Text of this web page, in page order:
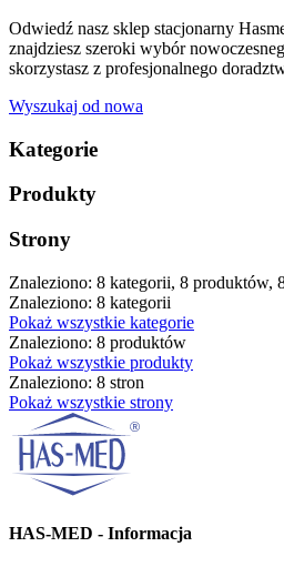
Odwiedź nasz sklep stacjonarny
znajdziesz szeroki wybór
skorzystasz z profesjonalnego
Wyszukaj od nowa
Kategorie
Produkty
Strony
Znaleziono: 8 kategorii, 8 produktów,
Znaleziono: 8 kategorii
Pokaż wszystkie kategorie
Znaleziono: 8 produktów
Pokaż wszystkie produkty
Znaleziono: 8 stron
Pokaż wszystkie strony
HAS-MED - Informacja